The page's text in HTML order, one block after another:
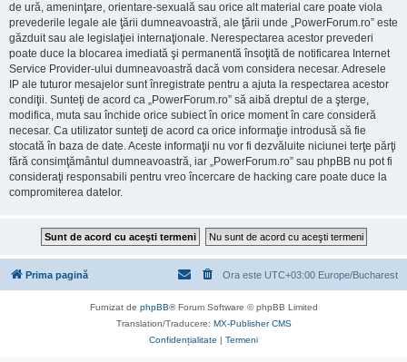
de ură, ameninţare, orientare-sexuală sau orice alt material care poate viola
prevederile legale ale ţării dumneavoastră, ale ţării unde „PowerForum.ro” este
găzduit sau ale legislaţiei internaţionale. Nerespectarea acestor prevederi
poate duce la blocarea imediată şi permanentă însoţită de notificarea Internet
Service Provider-ului dumneavoastră dacă vom considera necesar. Adresele
IP ale tuturor mesajelor sunt înregistrate pentru a ajuta la respectarea acestor
condiţii. Sunteţi de acord ca „PowerForum.ro” să aibă dreptul de a şterge,
modifica, muta sau închide orice subiect în orice moment în care consideră
necesar. Ca utilizator sunteţi de acord ca orice informaţie introdusă să fie
stocată în baza de date. Aceste informaţii nu vor fi dezvăluite niciunei terţe părţi
fără consimţământul dumneavoastră, iar „PowerForum.ro” sau phpBB nu pot fi
consideraţi responsabili pentru vreo încercare de hacking care poate duce la
compromiterea datelor.
Prima pagină Ora este UTC+03:00 Europe/Bucharest
Furnizat de phpBB® Forum Software © phpBB Limited
Translation/Traducere: MX-Publisher CMS
Confidențialitate | Termeni